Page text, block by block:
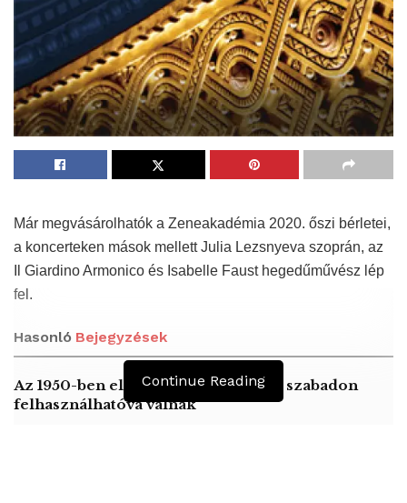
Már megvásárolhatók a Zeneakadémia 2020. őszi bérletei,
a koncerteken mások mellett Julia Lezsnyeva szoprán, az
Il Giardino Armonico és Isabelle Faust hegedűművész lép
fel.
Hasonló Bejegyzések
Az 1950-ben elhunyt alkotók művei szabadon
felhasználhatóvá válnak
Continue Reading